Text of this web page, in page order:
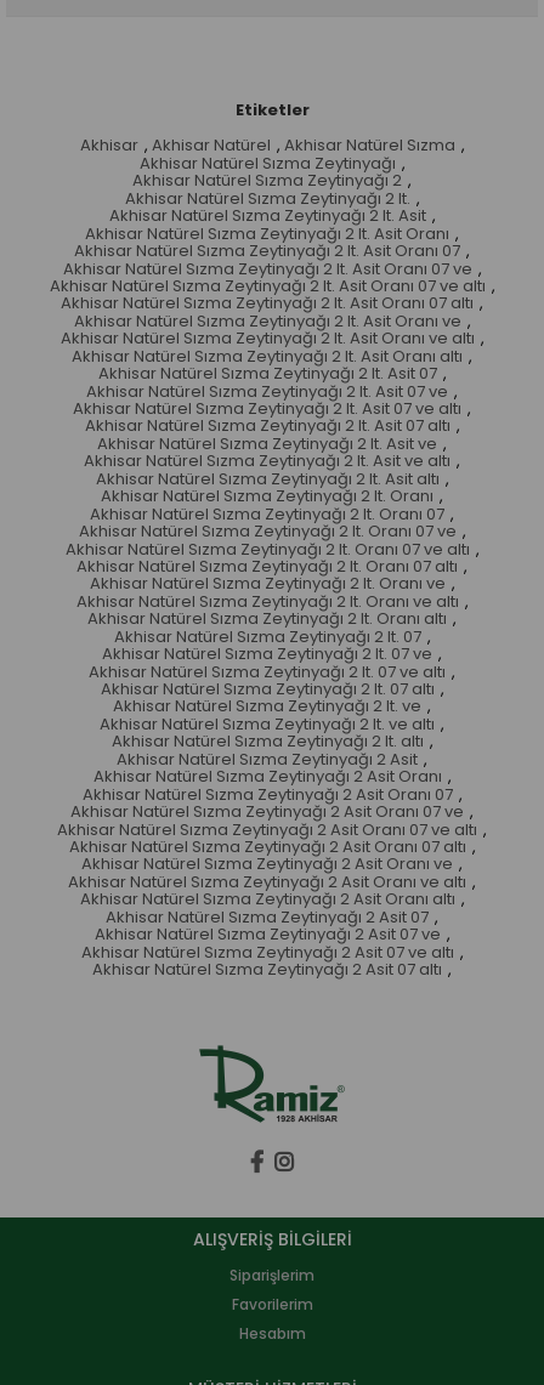
Etiketler
Akhisar , Akhisar Natürel , Akhisar Natürel Sızma ,
Akhisar Natürel Sızma Zeytinyağı ,
Akhisar Natürel Sızma Zeytinyağı 2 ,
Akhisar Natürel Sızma Zeytinyağı 2 lt. ,
Akhisar Natürel Sızma Zeytinyağı 2 lt. Asit ,
Akhisar Natürel Sızma Zeytinyağı 2 lt. Asit Oranı ,
Akhisar Natürel Sızma Zeytinyağı 2 lt. Asit Oranı 07 ,
Akhisar Natürel Sızma Zeytinyağı 2 lt. Asit Oranı 07 ve ,
Akhisar Natürel Sızma Zeytinyağı 2 lt. Asit Oranı 07 ve altı ,
Akhisar Natürel Sızma Zeytinyağı 2 lt. Asit Oranı 07 altı ,
Akhisar Natürel Sızma Zeytinyağı 2 lt. Asit Oranı ve ,
Akhisar Natürel Sızma Zeytinyağı 2 lt. Asit Oranı ve altı ,
Akhisar Natürel Sızma Zeytinyağı 2 lt. Asit Oranı altı ,
Akhisar Natürel Sızma Zeytinyağı 2 lt. Asit 07 ,
Akhisar Natürel Sızma Zeytinyağı 2 lt. Asit 07 ve ,
Akhisar Natürel Sızma Zeytinyağı 2 lt. Asit 07 ve altı ,
Akhisar Natürel Sızma Zeytinyağı 2 lt. Asit 07 altı ,
Akhisar Natürel Sızma Zeytinyağı 2 lt. Asit ve ,
Akhisar Natürel Sızma Zeytinyağı 2 lt. Asit ve altı ,
Akhisar Natürel Sızma Zeytinyağı 2 lt. Asit altı ,
Akhisar Natürel Sızma Zeytinyağı 2 lt. Oranı ,
Akhisar Natürel Sızma Zeytinyağı 2 lt. Oranı 07 ,
Akhisar Natürel Sızma Zeytinyağı 2 lt. Oranı 07 ve ,
Akhisar Natürel Sızma Zeytinyağı 2 lt. Oranı 07 ve altı ,
Akhisar Natürel Sızma Zeytinyağı 2 lt. Oranı 07 altı ,
Akhisar Natürel Sızma Zeytinyağı 2 lt. Oranı ve ,
Akhisar Natürel Sızma Zeytinyağı 2 lt. Oranı ve altı ,
Akhisar Natürel Sızma Zeytinyağı 2 lt. Oranı altı ,
Akhisar Natürel Sızma Zeytinyağı 2 lt. 07 ,
Akhisar Natürel Sızma Zeytinyağı 2 lt. 07 ve ,
Akhisar Natürel Sızma Zeytinyağı 2 lt. 07 ve altı ,
Akhisar Natürel Sızma Zeytinyağı 2 lt. 07 altı ,
Akhisar Natürel Sızma Zeytinyağı 2 lt. ve ,
Akhisar Natürel Sızma Zeytinyağı 2 lt. ve altı ,
Akhisar Natürel Sızma Zeytinyağı 2 lt. altı ,
Akhisar Natürel Sızma Zeytinyağı 2 Asit ,
Akhisar Natürel Sızma Zeytinyağı 2 Asit Oranı ,
Akhisar Natürel Sızma Zeytinyağı 2 Asit Oranı 07 ,
Akhisar Natürel Sızma Zeytinyağı 2 Asit Oranı 07 ve ,
Akhisar Natürel Sızma Zeytinyağı 2 Asit Oranı 07 ve altı ,
Akhisar Natürel Sızma Zeytinyağı 2 Asit Oranı 07 altı ,
Akhisar Natürel Sızma Zeytinyağı 2 Asit Oranı ve ,
Akhisar Natürel Sızma Zeytinyağı 2 Asit Oranı ve altı ,
Akhisar Natürel Sızma Zeytinyağı 2 Asit Oranı altı ,
Akhisar Natürel Sızma Zeytinyağı 2 Asit 07 ,
Akhisar Natürel Sızma Zeytinyağı 2 Asit 07 ve ,
Akhisar Natürel Sızma Zeytinyağı 2 Asit 07 ve altı ,
Akhisar Natürel Sızma Zeytinyağı 2 Asit 07 altı ,
ALIŞVERİŞ BİLGİLERİ
Siparişlerim
Favorilerim
Hesabım